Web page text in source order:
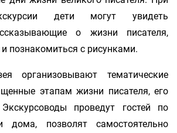
дети могут увидеть
о жизни писателя,
познакомиться с рисунками.
организовывают тематические
этапам жизни писателя, его
проведут гостей по
дома, позволят самостоятельно